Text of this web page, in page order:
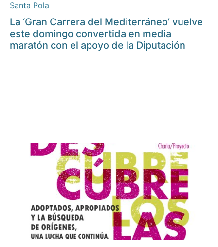
Santa Pola
La ‘Gran Carrera del Mediterráneo’ vuelve
este domingo convertida en media
maratón con el apoyo de la Diputación